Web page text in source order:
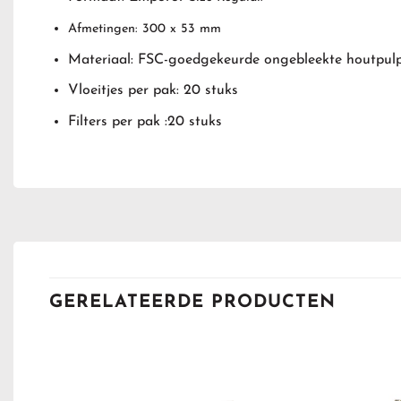
Afmetingen: 300 x 53 mm
Materiaal: FSC-goedgekeurde ongebleekte
Vloeitjes per pak: 20 stuks
Filters per pak :20 stuks
GERELATEERDE PRODUCTEN